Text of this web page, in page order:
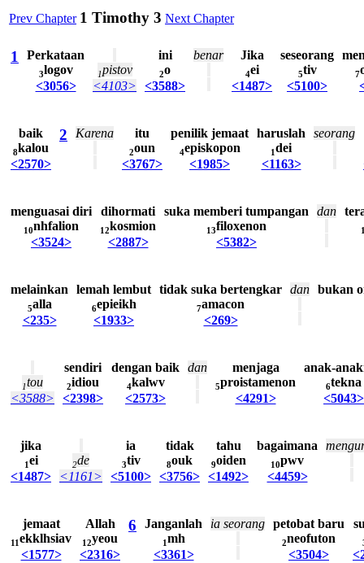
Prev Chapter 1 Timothy 3 Next Chapter
1 Perkataan
3logov
<3056>
1pistov
<4103>
ini
2o
<3588>
benar Jika
4ei
<1487>
seseorang
5tiv
<5100>
7
baik
8kalou
<2570>
2 Karena itu
2oun
<3767>
penilik jemaat
4episkopon
<1985>
haruslah
1dei
<1163>
seorang
menguasai diri
10nhfalion
<3524>
dihormati
12kosmion
<2887>
suka memberi tumpangan
13filoxenon
<5382>
dan
melainkan
5alla
<235>
lemah lembut
6epieikh
<1933>
tidak suka bertengkar
7amacon
<269>
dan bukan
1tou
<3588>
sendiri
2idiou
<2398>
dengan baik
4kalwv
<2573>
dan menjaga
5proistamenon
<4291>
anak-
6tekna
<5043>
jika
1ei
<1487>
2de
<1161>
ia
3tiv
<5100>
tidak
8ouk
<3756>
tahu
9oiden
<1492>
bagaimana
10pwv
<4459>
jemaat
11ekklhsiav
<1577>
Allah
12yeou
<2316>
6 Janganlah
1mh
<3361>
ia seorang petobat baru
2neofuton
<3504>